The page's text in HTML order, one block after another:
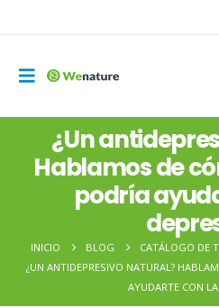
¿Un
Hablamos de
podría
INICIO BLOG
CATÁLOGO DE
¿UN ANTIDEPRESIVO NATURAL?
AYUDARTE CON